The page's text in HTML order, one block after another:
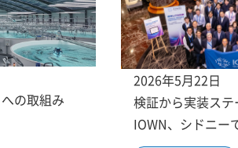
の取組み
2026年5月22日
検証から実装ス
IOWN、シドニー